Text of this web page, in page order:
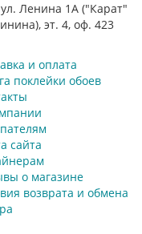
Ленина 1А ("Карат"
эт. 4, оф. 423
и оплата
поклейки обоев
сайта
о магазине
возврата и обмена